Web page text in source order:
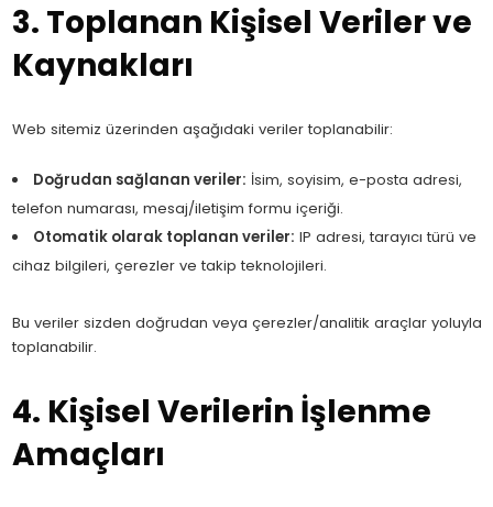
3. Toplanan Kişisel Veriler ve
Kaynakları
Web sitemiz üzerinden aşağıdaki veriler toplanabilir:
Doğrudan sağlanan veriler: İsim, soyisim, e-posta adresi,
telefon numarası, mesaj/iletişim formu içeriği.
Otomatik olarak toplanan veriler: IP adresi, tarayıcı türü ve
cihaz bilgileri, çerezler ve takip teknolojileri.
Bu veriler sizden doğrudan veya çerezler/analitik araçlar yoluyla
toplanabilir.
4. Kişisel Verilerin İşlenme
Amaçları